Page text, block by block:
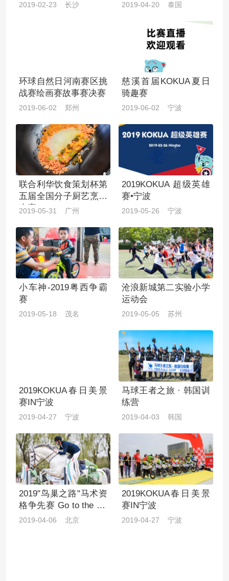
2019-02-23 长沙 2019-04-20 泰国
环球自然日河南赛区挑
战赛绘画赛故事赛决赛
2019-06-02 郑州
慈溪首届KOKUA夏日
骑趣赛
2019-06-02 宁波
联合利华饮食策划杯第
五届全国分子厨艺烹饪
大赛
2019-05-31 广州
2019KOKUA 超级英雄
赛•宁波
2019-05-26 宁波
小车神-2019粤西争霸
赛
2019-05-18 茂名
沧浪新城第二实验小学
运动会
2019-05-05 苏州
2019KOKUA春日美景
赛IN宁波
2019-04-27 宁波
马球王者之旅 · 韩国训
练营
2019-04-03 韩国
2019"鸟巢之路"马术资
格争先赛 Go to the Bir
d's Nest
2019-04-06 北京
2019KOKUA春日美景
赛IN宁波
2019-04-27 宁波